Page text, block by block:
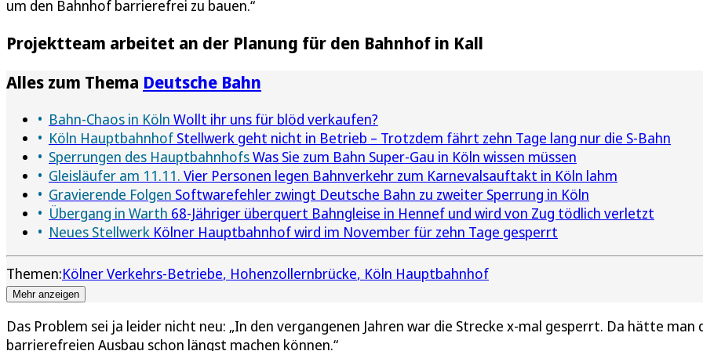
um den Bahnhof barrierefrei zu bauen.“
Projektteam arbeitet an der Planung für den Bahnhof in Kall
Alles zum Thema Deutsche Bahn
Bahn-Chaos in Köln Wollt ihr uns für blöd verkaufen?
Köln Hauptbahnhof Stellwerk geht nicht in Betrieb – Trotzdem fährt zehn Tage lang nur die S-Bahn
Sperrungen des HauptbahnhofsWas Sie zum Bahn Super-Gau in Köln wissen müssen
Gleisläufer am 11.11. Vier Personen legen Bahnverkehr zum Karnevalsauftakt in Köln lahm
Gravierende Folgen Softwarefehler zwingt Deutsche Bahn zu zweiter Sperrung in Köln
Übergang in Warth 68-Jähriger überquert Bahngleise in Hennef und wird von Zug tödlich verletzt
Neues Stellwerk Kölner Hauptbahnhof wird im November für zehn Tage gesperrt
Themen:Kölner Verkehrs-Betriebe Hohenzollernbrücke Köln Hauptbahnhof
Mehr anzeigen
Das Problem sei ja leider nicht neu: „In den vergangenen Jahren war die Strecke x-mal gesperrt. Da hätte man
barrierefreien Ausbau schon längst machen können.“